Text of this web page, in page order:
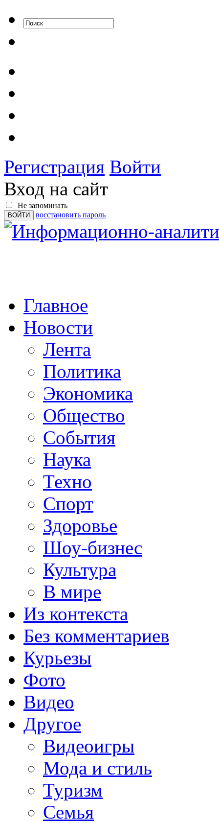
Регистрация Войти
Вход на сайт
Не запоминать
восстановить пароль
Главное
Новости
Лента
Политика
Экономика
Общество
События
Наука
Техно
Спорт
Здоровье
Шоу-бизнес
Культура
В мире
Из контекста
Без комментариев
Курьезы
Фото
Видео
Другое
Видеоигры
Мода и стиль
Туризм
Семья